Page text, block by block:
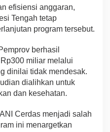
efisiensi anggaran,
Tengah tetap
program tersebut.
berhasil
miliar melalui
dinilai tidak mendesak.
dialihkan untuk
dan kesehatan.
Cerdas menjadi salah
ini menargetkan